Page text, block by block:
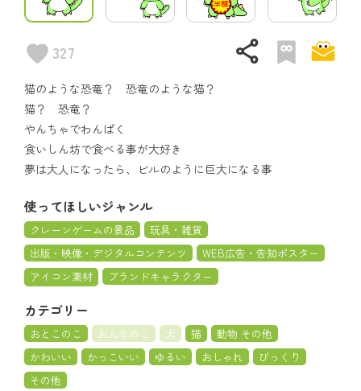
327 share
猫のような恐竜？ 恐竜のような猫？
猫？ 恐竜？
やんちゃでわんぱく
食いしん坊で食べる事が大好き
夢は大人になったら、ビルのように巨大になる事
使ってほしいジャンル
クレーンゲームの景品
玩具・雑貨
出版・映像・デジタルコンテンツ
WEB広告・告知ポスター
アイコン素材
ブランドキャラクター
カテゴリー
おとこのこ おんなのこ 犬 猫
動物 その他
かわいい
かっこいい ゆるい おしゃれ
びっくり
その他